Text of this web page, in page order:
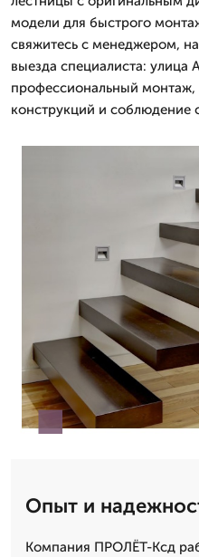
модели для быстрого
свяжитесь с менеджером,
выезда специалиста: улица
профессиональный
конструкций и соблюдение
Опыт и
Компания ПРОЛЁТ-Ксд